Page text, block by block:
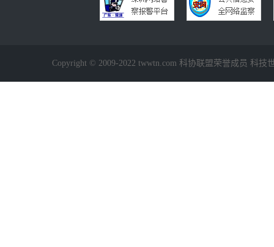
Copyright © 2009-2022 twwtn.com 科协联盟荣誉成员 科